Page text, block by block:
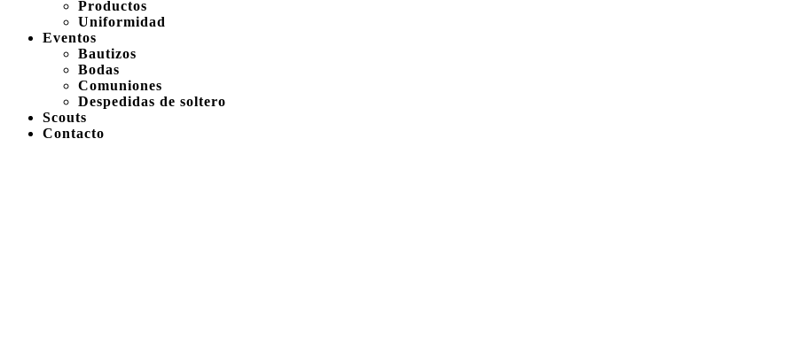
Productos
Uniformidad
Eventos
Bautizos
Bodas
Comuniones
Despedidas de soltero
Scouts
Contacto